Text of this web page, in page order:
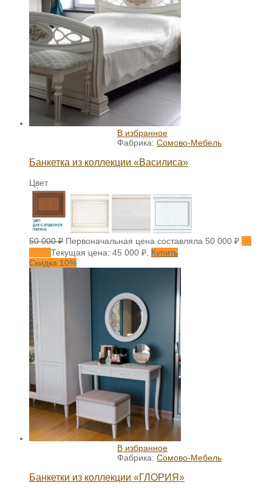
В избранное
Фабрика: Сомово-Мебель
Банкетка из коллекции «Василиса»
Цвет
50 000₽ Первоначальная цена составляла 50 000 ₽.
Текущая цена: 45 000 ₽. Купить
Скидка 10%
В избранное
Фабрика: Сомово-Мебель
Банкетки из коллекции «ГЛОРИЯ»